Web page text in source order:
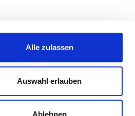
Alle zulassen
Auswahl erlauben
Ablehnen